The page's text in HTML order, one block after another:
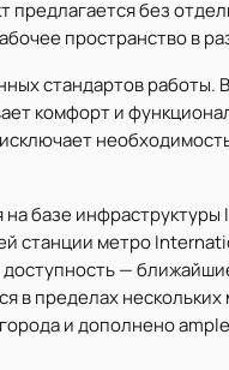
предлагается без
пространство в
стандартов работы.
комфорт и
базе
станции метро
—
в пределах
и дополнено